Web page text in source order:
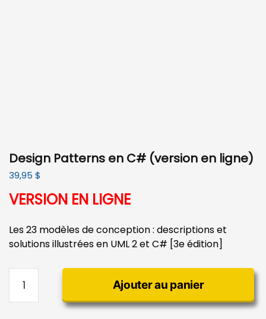
Design Patterns en C# (version en ligne)
39,95 $
VERSION EN LIGNE
Les 23 modèles de conception : descriptions et
solutions illustrées en UML 2 et C# [3e édition]
Design
Ajouter au panier